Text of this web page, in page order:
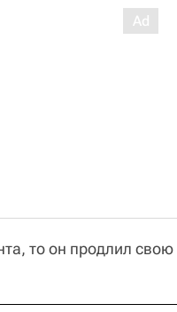
то он продлил